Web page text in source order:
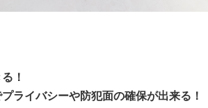
！
ライバシーや防犯面の確保が出来る！